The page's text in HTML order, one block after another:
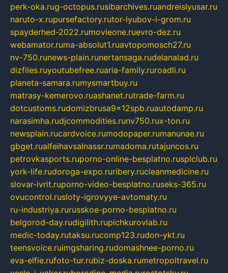
perk-oka.rug-octopus.rusibarchives.ruandreislyusar.ru
naruto-x.rupursefactory.rutor-lyubov-i-grom.ru
spayderhed-2022.rumovieone.ruevro-dez.ru
webamator.ruma-absolut1.ruavtopomosch27.ru
nv-750.runews-plain.runertansaga.rudelanalad.ru
dizfiles.ruyoutubefree.ruaria-family.ruroadli.ru
planeta-samara.rumysmartbuy.ru
matrasy-kemerovo.ruashanet.rutrade-farm.ru
dotcustoms.rudomizbrusa9x12spb.ruautodamp.ru
narasimha.rudjcommodities.runv750.rux-ton.ru
newsplain.rucardvoice.rumodopaper.rumanunae.ru
gbget.rualfeihavsalnassr.rumadoma.rutajuncos.ru
petrovkasports.ruporno-online-besplatno.rusplclub.ru
york-life.rudoroga-expo.ruribery.rucleanmedicine.ru
slovar-ivrit.ruporno-video-besplatno.ruseks-365.ru
ovucontrol.rusloty-igrovyye-avtomaty.ru
ru-industriya.rurusskoe-porno-besplatno.ru
belgorod-day.rudigilith.rupichkurovlab.ru
medic-today.rutaksu.rucomp123.rudon-ykt.ru
teensvoice.ruimgsharing.rudomashnee-porno.ru
eva-elfie.rufoto-tur.rubiz-doska.rumetropoltravel.ru